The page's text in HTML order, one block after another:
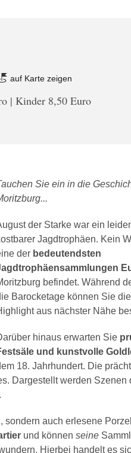
auf Karte zeigen
| Kinder 8,50 Euro
Sie ein in die
der Starke war ein
Jagdtrophäen. Kein
der bedeutendsten
befindet. Während
Barocketage können Sie
aus nächster Nähe
hinaus erwarten Sie
und kunstvolle
18. Jahrhundert. Die
Dargestellt werden Szenen
sondern auch erlesene
und können seine
Hierbei handelt es